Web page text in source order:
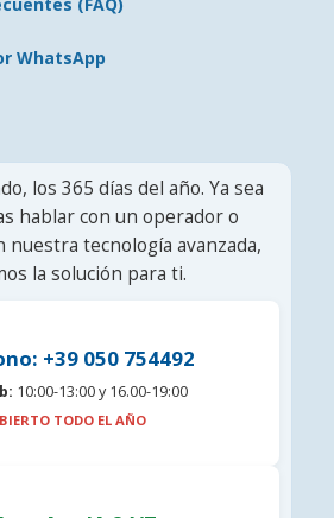
WhatsApp
los 365 días del año. Ya sea
hablar con un operador o
nuestra tecnología avanzada,
la solución para ti.
+39 050 754492
10:00-13:00 y 16.00-19:00
TODO EL AÑO